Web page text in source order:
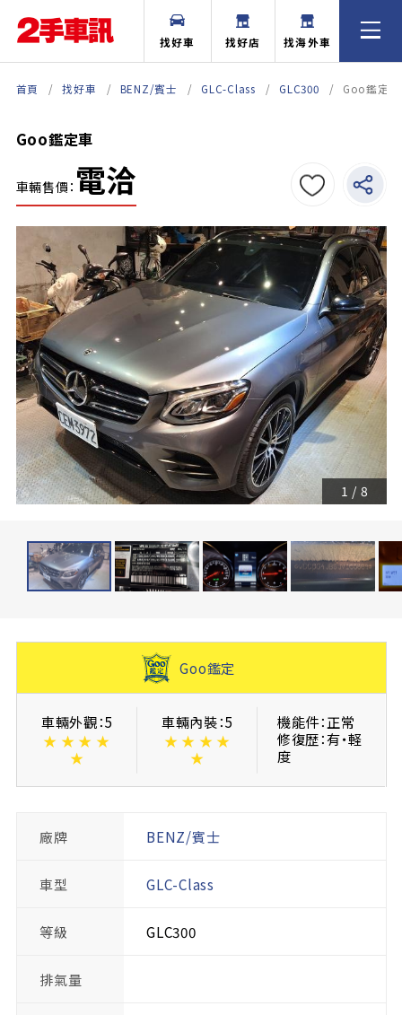
找好車 找好店 找海外車
首頁 找好車 BENZ/賓士 GLC-Class GLC300 Goo鑑定車
Goo鑑定車
車輛售價： 電洽
1 / 8
Goo鑑定
車輛外觀：5
★ ★ ★ ★
★
車輛內裝：5
★ ★ ★ ★
★
機能件：正常
修復歴：有・軽
度
廠牌 BENZ/賓士
車型 GLC-Class
等級 GLC300
排氣量